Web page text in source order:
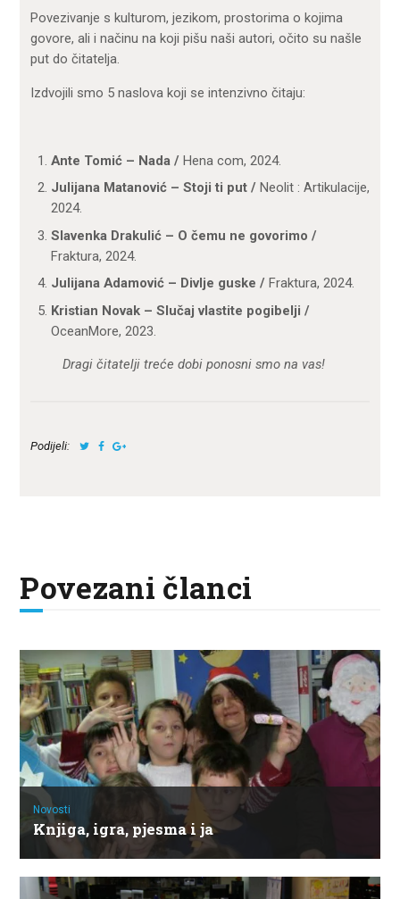
Povezivanje s kulturom, jezikom, prostorima o kojima
govore, ali i načinu na koji pišu naši autori, očito su našle
put do čitatelja.
Izdvojili smo 5 naslova koji se intenzivno čitaju:
Ante Tomić – Nada / Hena com, 2024.
Julijana Matanović – Stoji ti put / Neolit : Artikulacije,
2024.
Slavenka Drakulić – O čemu ne govorimo /
Fraktura, 2024.
Julijana Adamović – Divlje guske / Fraktura, 2024.
Kristian Novak – Slučaj vlastite pogibelji /
OceanMore, 2023.
Dragi čitatelji treće dobi ponosni smo na vas!
Podijeli:
Povezani članci
Novosti
Knjiga, igra, pjesma i ja